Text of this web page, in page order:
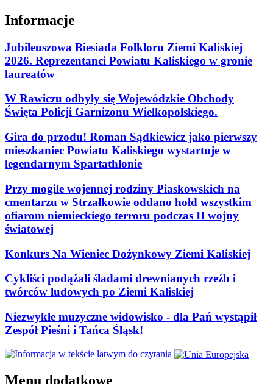
Informacje
Jubileuszowa Biesiada Folkloru Ziemi Kaliskiej
2026. Reprezentanci Powiatu Kaliskiego w gronie
laureatów
W Rawiczu odbyły się Wojewódzkie Obchody
Święta Policji Garnizonu Wielkopolskiego.
Gira do przodu! Roman Sądkiewicz jako pierwszy
mieszkaniec Powiatu Kaliskiego wystartuje w
legendarnym Spartathlonie
Przy mogile wojennej rodziny Piaskowskich na
cmentarzu w Strzałkowie oddano hołd wszystkim
ofiarom niemieckiego terroru podczas II wojny
światowej
Konkurs Na Wieniec Dożynkowy Ziemi Kaliskiej
Cykliści podążali śladami drewnianych rzeźb i
twórców ludowych po Ziemi Kaliskiej
Niezwykłe muzyczne widowisko - dla Pań wystąpił
Zespół Pieśni i Tańca Śląsk!
Menu dodatkowe